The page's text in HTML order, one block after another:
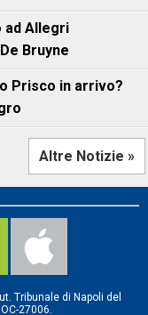
ad Allegri
Bruyne
Prisco in arrivo?
Altre Notizie »
Tribunale di Napoli del
27006.